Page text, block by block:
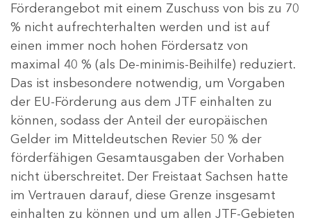
Förderangebot mit einem Zuschuss von bis zu 70
% nicht aufrechterhalten werden und ist auf
einen immer noch hohen Fördersatz von
maximal 40 % (als De-minimis-Beihilfe) reduziert.
Das ist insbesondere notwendig, um Vorgaben
der EU-Förderung aus dem JTF einhalten zu
können, sodass der Anteil der europäischen
Gelder im Mitteldeutschen Revier 50 % der
förderfähigen Gesamtausgaben der Vorhaben
nicht überschreitet. Der Freistaat Sachsen hatte
im Vertrauen darauf, diese Grenze insgesamt
einhalten zu können und um allen JTF-Gebieten